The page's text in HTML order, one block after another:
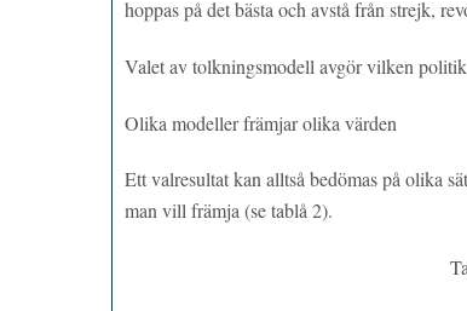
hoppas på det bästa och avstå från strejk,
Valet av tolkningsmodell avgör vilken
Olika modeller främjar olika värden
Ett valresultat kan alltså bedömas på olika
man vill främja (se tablå 2).